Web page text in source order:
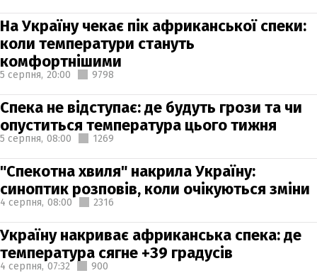
На Україну чекає пік африканської спеки:
коли температури стануть
комфортнішими
5 серпня, 20:00 9798
Спека не відступає: де будуть грози та чи
опуститься температура цього тижня
5 серпня, 08:00 1269
"Спекотна хвиля" накрила Україну:
синоптик розповів, коли очікуються зміни
4 серпня, 08:00 2316
Україну накриває африканська спека: де
температура сягне +39 градусів
4 серпня, 07:32 900